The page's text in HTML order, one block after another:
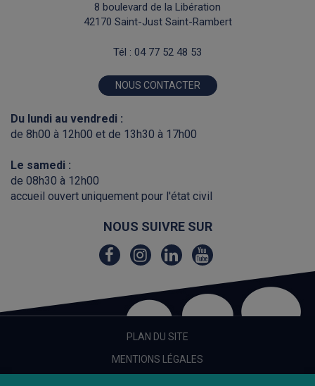
8 boulevard de la Libération
42170 Saint-Just Saint-Rambert
Tél : 04 77 52 48 53
NOUS CONTACTER
Du lundi au vendredi :
de 8h00 à 12h00 et de 13h30 à 17h00
Le samedi :
de 08h30 à 12h00
accueil ouvert uniquement pour l'état civil
NOUS SUIVRE SUR
Lien
vers
compte
Facebook
Lien
vers
compte
Instagram
Lien
vers
le
compte
Linkedin
Lien
la
chaîne
Youtube
PLAN DU SITE
MENTIONS LÉGALES